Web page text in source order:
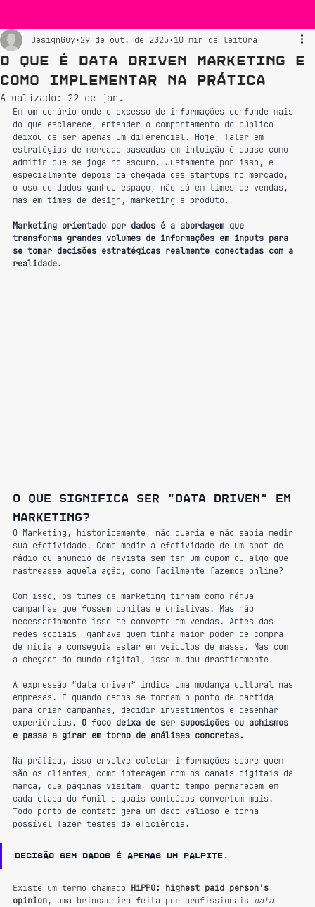
O que é Data Driven Marketing e
Como Implementar na Prática
DesignGuy 29 de out. de 2025 10 min de leitura
Atualizado: 22 de jan.
Em um cenário onde o excesso de informações confunde mais
do que esclarece, entender o comportamento do público
deixou de ser apenas um diferencial. Hoje, falar em
estratégias de mercado baseadas em intuição é quase como
admitir que se joga no escuro. Justamente por isso, e
especialmente depois da chegada das startups no mercado,
o uso de dados ganhou espaço, não só em times de vendas,
mas em times de design, marketing e produto.
Marketing orientado por dados é a abordagem que
transforma grandes volumes de informações em inputs para
se tomar decisões estratégicas realmente conectadas com a
realidade.
O que significa ser “Data Driven” em
marketing?
O Marketing, historicamente, não queria e não sabia medir
sua efetividade. Como medir a efetividade de um spot de
rádio ou anúncio de revista sem ter um cupom ou algo que
rastreasse aquela ação, como facilmente fazemos online?
Com isso, os times de marketing tinham como régua
campanhas que fossem bonitas e criativas. Mas não
necessariamente isso se converte em vendas. Antes das
redes sociais, ganhava quem tinha maior poder de compra
de mídia e conseguia estar em veículos de massa. Mas com
a chegada do mundo digital, isso mudou drasticamente.
A expressão “data driven” indica uma mudança cultural nas
empresas. É quando dados se tornam o ponto de partida
para criar campanhas, decidir investimentos e desenhar
experiências. O foco deixa de ser suposições ou achismos
e passa a girar em torno de análises concretas.
Na prática, isso envolve coletar informações sobre quem
são os clientes, como interagem com os canais digitais da
marca, que páginas visitam, quanto tempo permanecem em
cada etapa do funil e quais conteúdos convertem mais.
Todo ponto de contato gera um dado valioso e torna
possível fazer testes de eficiência.
Decisão sem dados é apenas um palpite.
Existe um termo chamado HiPPO: highest paid person's
opinion, uma brincadeira feita por profissionais data